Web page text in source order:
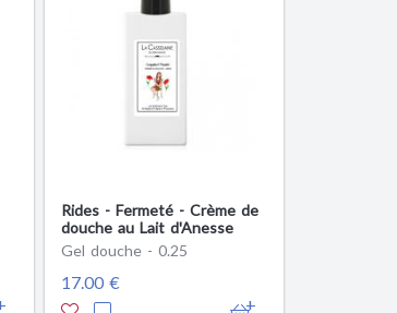
Rides - Fermeté - Crème de
douche au Lait d'Anesse
Gel douche - 0.25
17.00 €